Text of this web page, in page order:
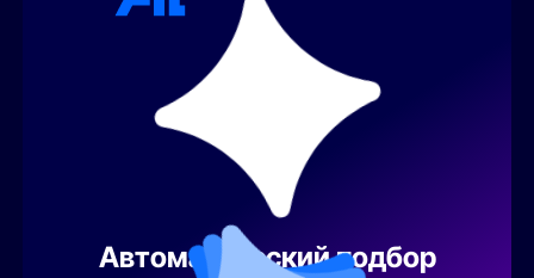
Автоматический подбор